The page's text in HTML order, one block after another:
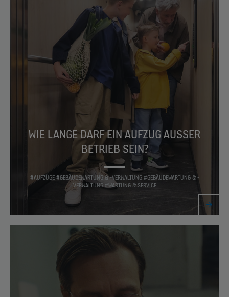
WIE LANGE DARF EIN AUFZUG AUSSER B
ETRIEB SEIN?
#AUFZÜGE #GEBÄUDEWARTUNG & -VERWALTUNG #GEBÄUDEWARTUNG & -
VERWALTUNG #WARTUNG & SERVICE